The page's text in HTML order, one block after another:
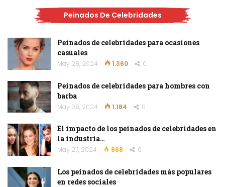
Peinados De Celebridades
Peinados de celebridades para ocasiones
casuales
May 28, 2024 1.360 0
Peinados de celebridades para hombres con
barba
May 28, 2024 1.184 0
El impacto de los peinados de celebridades en
la industria…
May 27, 2024 868 0
Los peinados de celebridades más populares
en redes sociales